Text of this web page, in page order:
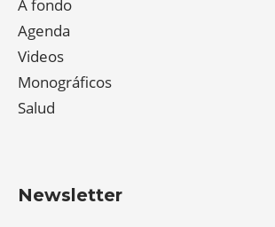
A fondo
Agenda
Videos
Monográficos
Salud
Newsletter